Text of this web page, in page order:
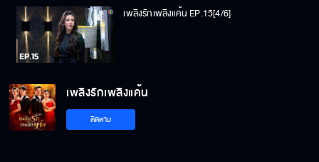
เพลิงรักเพลิงแค้น EP.15[4/6]
เพลิงรักเพลิงแค้น
ติดตาม